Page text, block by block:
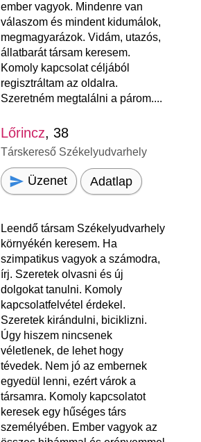
ember vagyok. Mindenre van
válaszom és mindent kidumálok,
megmagyarázok. Vidám, utazós,
állatbarát társam keresem.
Komoly kapcsolat céljából
regisztráltam az oldalra.
Szeretném megtalálni a párom....
Lőrincz, 38
Társkereső Székelyudvarhely
Üzenet Adatlap
Leendő társam Székelyudvarhely
környékén keresem. Ha
szimpatikus vagyok a számodra,
írj. Szeretek olvasni és új
dolgokat tanulni. Komoly
kapcsolatfelvétel érdekel.
Szeretek kirándulni, biciklizni.
Úgy hiszem nincsenek
véletlenek, de lehet hogy
tévedek. Nem jó az embernek
egyedül lenni, ezért várok a
társamra. Komoly kapcsolatot
keresek egy hűséges társ
személyében. Ember vagyok az